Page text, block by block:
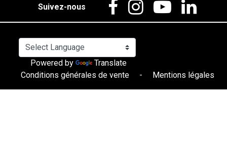
Suivez-nous
Powered by
Translate
Conditions générales de vente
- Mentions légales